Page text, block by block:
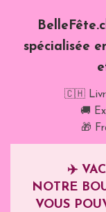
spécialisée
🇨🇭
🚚
🎁
✈️
NOTRE
VOUS